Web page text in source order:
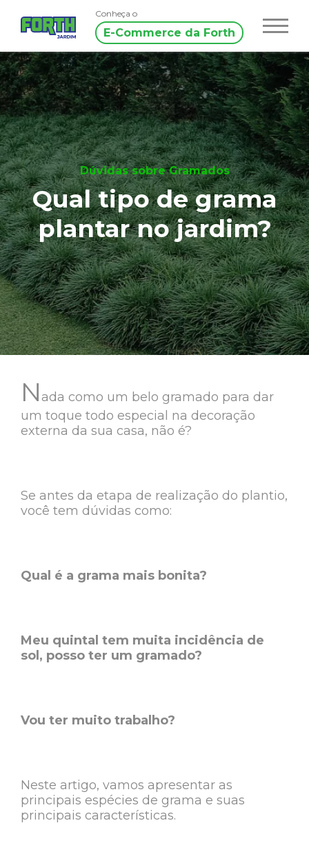
Conheça o
E-Commerce da Forth
Dúvidas sobre Gramados
Qual tipo de grama
plantar no jardim?
N ada como um belo gramado para dar
um toque todo especial na decoração
externa da sua casa, não é?
Se antes da etapa de realização do plantio,
você tem dúvidas como:
Qual é a grama mais bonita?
Meu quintal tem muita incidência de
sol, posso ter um gramado?
Vou ter muito trabalho?
Neste artigo, vamos apresentar as
principais espécies de grama e suas
principais características.